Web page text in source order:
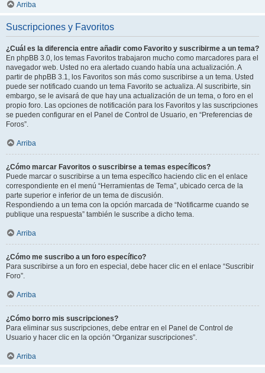
Arriba
Suscripciones y Favoritos
¿Cuál es la diferencia entre añadir como Favorito y suscribirme a un tema?
En phpBB 3.0, los temas Favoritos trabajaron mucho como marcadores para el
navegador web. Usted no era alertado cuando había una actualización. A
partir de phpBB 3.1, los Favoritos son más como suscribirse a un tema. Usted
puede ser notificado cuando un tema Favorito se actualiza. Al suscribirte, sin
embargo, se le avisará de que hay una actualización de un tema, o foro en el
propio foro. Las opciones de notificación para los Favoritos y las suscripciones
se pueden configurar en el Panel de Control de Usuario, en “Preferencias de
Foros”.
Arriba
¿Cómo marcar Favoritos o suscribirse a temas específicos?
Puede marcar o suscribirse a un tema específico haciendo clic en el enlace
correspondiente en el menú “Herramientas de Tema”, ubicado cerca de la
parte superior e inferior de un tema de discusión.
Respondiendo a un tema con la opción marcada de “Notificarme cuando se
publique una respuesta” también le suscribe a dicho tema.
Arriba
¿Cómo me suscribo a un foro específico?
Para suscribirse a un foro en especial, debe hacer clic en el enlace “Suscribir
Foro”.
Arriba
¿Cómo borro mis suscripciones?
Para eliminar sus suscripciones, debe entrar en el Panel de Control de
Usuario y hacer clic en la opción “Organizar suscripciones”.
Arriba